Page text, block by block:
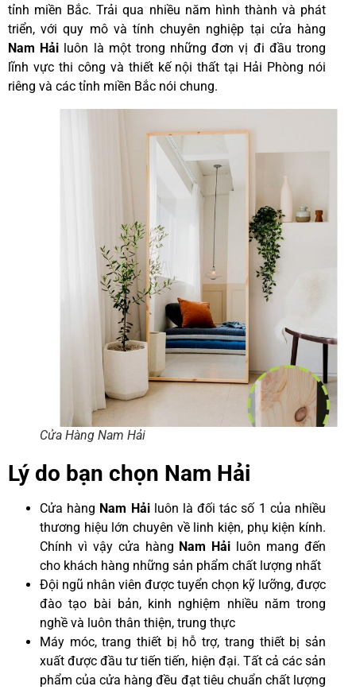
tỉnh miền Bắc. Trải qua nhiều năm hình thành và phát
triển, với quy mô và tính chuyên nghiệp tại cửa hàng
Nam Hải luôn là một trong những đơn vị đi đầu trong
lĩnh vực thi công và thiết kế nội thất tại Hải Phòng nói
riêng và các tỉnh miền Bắc nói chung.
Cửa Hàng Nam Hải
Lý do bạn chọn Nam Hải
Cửa hàng Nam Hảiluôn là đối tác số 1 của nhiều
thương hiệu lớn chuyên về linh kiện, phụ kiện kính.
Chính vì vậy cửa hàng Nam Hải luôn mang đến
cho khách hàng những sản phẩm chất lượng nhất
Đội ngũ nhân viên được tuyển chọn kỹ lưỡng, được
đào tạo bài bản, kinh nghiệm nhiều năm trong
nghề và luôn thân thiện, trung thực
Máy móc, trang thiết bị hỗ trợ, trang thiết bị sản
xuất được đầu tư tiến tiến, hiện đại. Tất cả các sản
phẩm của cửa hàng đều đạt tiêu chuẩn chất lượng